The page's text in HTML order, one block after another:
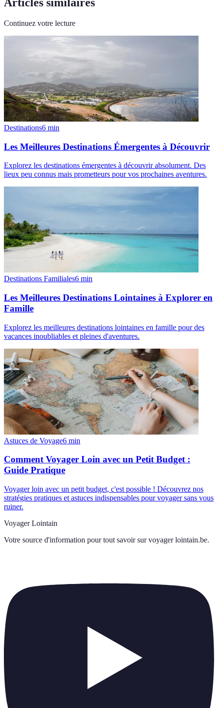
Continuez votre lecture
Destinations6 min
Les Meilleures Destinations Émergentes à Découvrir
Explorez les destinations émergentes à découvrir absolument. Des
lieux peu connus mais prometteurs pour vos prochaines aventures.
Destinations Familiales6 min
Les Meilleures Destinations Lointaines à Explorer en
Famille
Explorez les meilleures destinations lointaines en famille pour des
vacances inoubliables et pleines d'aventures.
Astuces de Voyage6 min
Comment Voyager Loin avec un Petit Budget :
Guide Pratique
Voyager loin avec un petit budget, c'est possible ! Découvrez nos
stratégies pratiques et astuces indispensables pour voyager sans vous
ruiner.
Voyager Lointain
Votre source d'information pour tout savoir sur voyager lointain.be.